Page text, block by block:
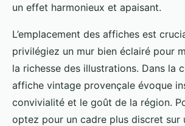
un effet harmonieux et apaisant.
L’emplacement des affiches est
privilégiez un mur bien éclairé pour
la richesse des illustrations. Dans la
affiche vintage provençale évoque
convivialité et le goût de la région.
optez pour un cadre plus discret sur